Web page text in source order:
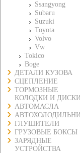
Ssangyong
Subaru
Suzuki
Toyota
Volvo
Vw
Tokico
Boge
ДЕТАЛИ КУЗОВА
СЦЕПЛЕНИЕ
ТОРМОЗНЫЕ
КОЛОДКИ И
АВТОМАСЛА
ГЛУШИТЕЛИ
ГРУЗОВЫЕ БОКСЫ
ЗАРЯДНЫЕ
УСТРОЙСТВА